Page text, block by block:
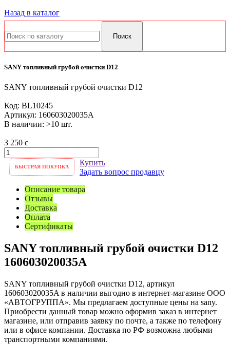
Назад в каталог
SANY топливный грубой очистки D12
SANY топливный грубой очистки D12
Код: BL10245
Артикул: 160603020035A
В наличии: >10 шт.
3 250 c
Купить
БЫСТРАЯ ПОКУПКА
Задать вопрос продавцу
Описание товара
Отзывы
Доставка
Оплата
Сертификаты
SANY топливный грубой очистки D12
160603020035A
SANY топливный грубой очистки D12, артикул
160603020035A в наличии выгодно в интернет-магазине ООО
«АВТОГРУППА». Мы предлагаем доступные цены на sany.
Приобрести данный товар можно оформив заказ в интернет
магазине, или отправив заявку по почте, а также по телефону
или в офисе компании. Доставка по РФ возможна любыми
транспортными компаниями.